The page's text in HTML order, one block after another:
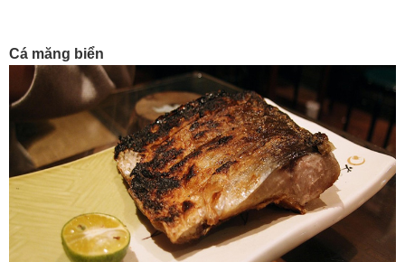
Cá măng biển